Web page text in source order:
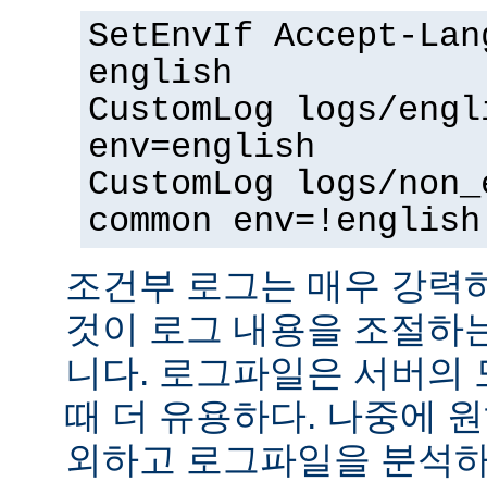
SetEnvIf Accept-
english
CustomLog logs/
env=english
CustomLog logs/
common env=!english
조건부 로그는 매우 강력
것이 로그 내용을 조절하
니다. 로그파일은 서버의
때 더 유용하다. 나중에
외하고 로그파일을 분석